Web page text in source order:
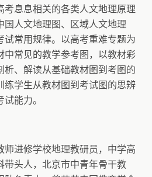
考息息相关的各类人文地理原理
国人文地理图、区域人文地理
试常用规律。以高考重难专题为
中常见的教学参考图，以教材彩
析、解读从基础教材图到考图的
练学生从教材图到考试图的思辨
能力。
师进修学校地理教研员，中学高
带头人，北京市中青年骨干教